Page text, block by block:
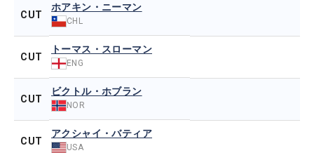
CUT
ホアキン・ニーマン
CHL
CUT
トーマス・スローマン
ENG
CUT
ビクトル・ホブラン
NOR
CUT
アクシャイ・バティア
USA